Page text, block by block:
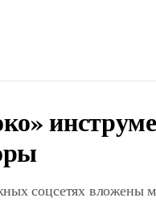
соцсетях вложены